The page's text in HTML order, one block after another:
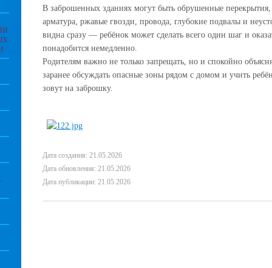
В заброшенных зданиях могут быть обрушенные
арматура, ржавые гвозди, провода, глубокие подвалы и
видна сразу — ребёнок может сделать всего один шаг и
понадобится немедленно.
Родителям важно не только запрещать, но и спокойно
заранее обсуждать опасные зоны рядом с домом и учить
зовут на заброшку.
Дата создания: 21.05.2026
Дата обновления: 21.05.2026
Дата публикации: 21.05.2026